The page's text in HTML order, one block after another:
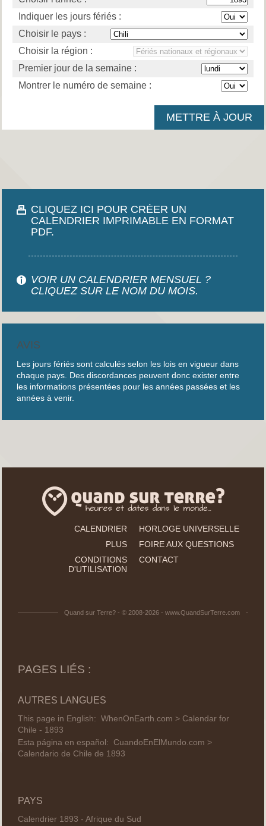
Indiquer les jours fériés :
Choisir le pays :
Choisir la région :
Premier jour de la semaine :
Montrer le numéro de semaine :
CLIQUEZ ICI POUR CRÉER UN
CALENDRIER IMPRIMABLE EN FORMAT
PDF.
VOIR UN CALENDRIER MENSUEL ?
CLIQUEZ SUR LE NOM DU MOIS.
AVIS
Les jours fériés sont calculés selon les lois en vigueur dans
chaque pays. Des discordances peuvent donc exister entre
les informations présentées pour les années passées et les
années à venir.
CALENDRIER
HORLOGE UNIVERSELLE
PLUS
FOIRE AUX QUESTIONS
CONDITIONS
D'UTILISATION
CONTACT
Quand sur Terre? - © 2008-2026 - www.QuandSurTerre.com
PAGES LIÉS :
AUTRES LANGUES
This page in English: WhenOnEarth.com > Calendar for
Chile - 1893
Esta página en español: CuandoEnElMundo.com >
Calendario de Chile de 1893
PAYS
Calendrier 1893 - Afrique du Sud